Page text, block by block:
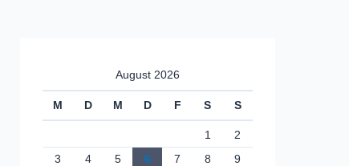
August 2026
M D M D F S S
1
2
3
4 5 6 7 8
9